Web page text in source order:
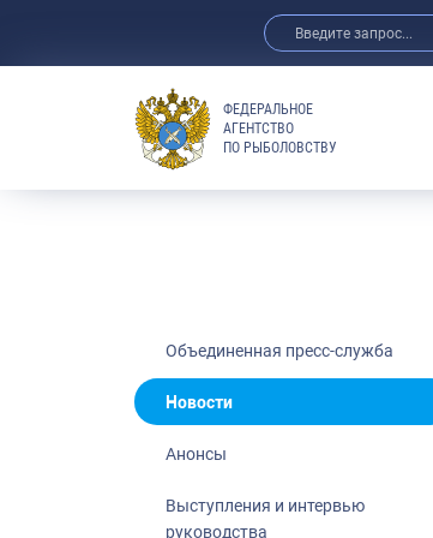
ФЕДЕРАЛЬНОЕ
АГЕНТСТВО
ПО РЫБОЛОВСТВУ
Объединенная пресс-служба
Новости
Анонсы
Выступления и интервью
руководства